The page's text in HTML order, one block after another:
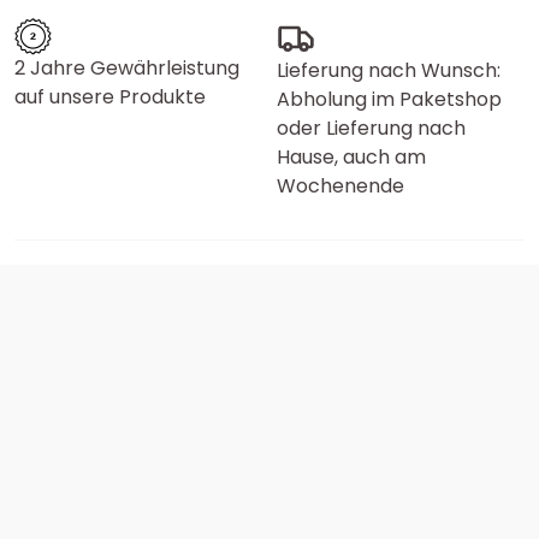
2 Jahre Gewährleistung
auf unsere Produkte
Lieferung nach Wunsch:
Abholung im Paketshop
oder Lieferung nach
Hause, auch am
Wochenende